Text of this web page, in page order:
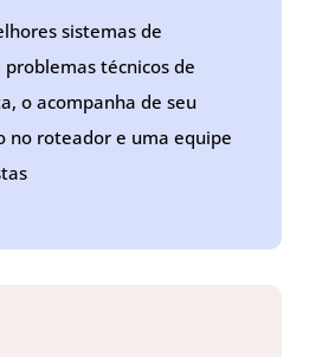
sistemas de
problemas técnicos de
o acompanha de seu
no roteador e uma equipe